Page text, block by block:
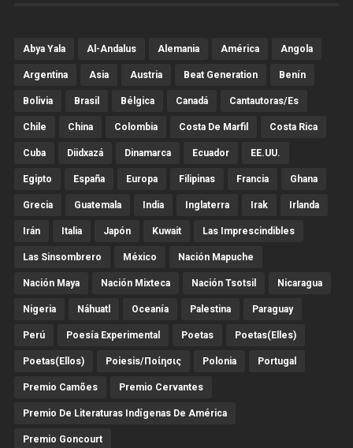
Abya Yala Al-Andalus Alemania América Angola
Argentina Asia Austria Beat Generation Benín
Bolivia Brasil Bélgica Canadá Cantautoras/es
Chile China Colombia Costa De Marfil Costa Rica
Cuba Diidxazá Dinamarca Ecuador EE.UU.
Egipto España Europa Filipinas Francia Ghana
Grecia Guatemala India Inglaterra Irak Irlanda
Irán Italia Japón Kuwait Las Imprescindibles
Las Sinsombrero México Nación Mapuche
Nación Maya Nación Mixteca Nación Tsotsil Nicaragua
Nigeria Náhuatl Oceanía Palestina Paraguay
Perú Poesía Experimental Poetas Poetas(Elles)
Poetas(Ellos) Poiesis/ποίησις Polonia Portugal
Premio Camões Premio Cervantes
Premio De Literaturas Indígenas De América
Premio Goncourt